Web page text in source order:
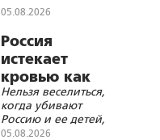
Общемосковский
05.08.2026
Россия
истекает
кровью как
жертвенное
животное?
Нельзя веселиться,
когда убивают
Россию и ее детей,
нельзя хохотать,
05.08.2026